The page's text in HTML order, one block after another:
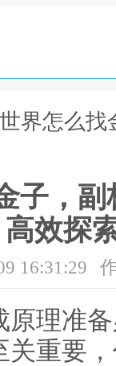
界怎么
子，
高效探
16:31:29
理准
关重要